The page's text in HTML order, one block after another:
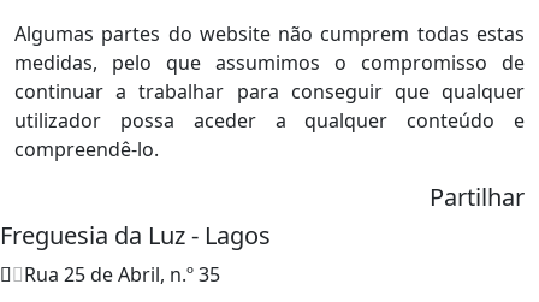
Algumas partes do website não cumprem todas estas
medidas, pelo que assumimos o compromisso de
continuar a trabalhar para conseguir que qualquer
utilizador possa aceder a qualquer conteúdo e
compreendê-lo.
Partilhar
Freguesia da Luz - Lagos
Rua 25 de Abril, n.º 35